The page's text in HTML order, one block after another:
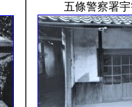
五條警察署